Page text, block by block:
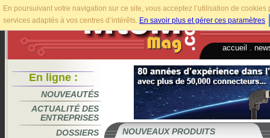
En poursuivant votre navigation sur ce site, vous acceptez l’utilisation de
services adaptés à vos centres d’intérêts. En savoir plus et gérer ces paramètres.
accueil
En ligne :
NOUVEAUTÉS
ACTUALITÉ DES
ENTREPRISES
DOSSIERS
NOUVEAUX PRODUITS